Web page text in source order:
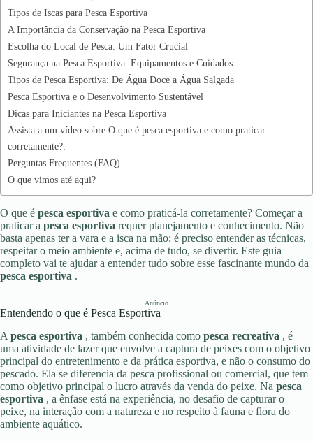
Tipos de Iscas para Pesca Esportiva
A Importância da Conservação na Pesca Esportiva
Escolha do Local de Pesca: Um Fator Crucial
Segurança na Pesca Esportiva: Equipamentos e Cuidados
Tipos de Pesca Esportiva: De Água Doce a Água Salgada
Pesca Esportiva e o Desenvolvimento Sustentável
Dicas para Iniciantes na Pesca Esportiva
Assista a um vídeo sobre O que é pesca esportiva e como praticar
corretamente?:
Perguntas Frequentes (FAQ)
O que vimos até aqui?
O que é pesca esportiva e como praticá-la corretamente? Começar a
praticar a pesca esportiva requer planejamento e conhecimento. Não
basta apenas ter a vara e a isca na mão; é preciso entender as técnicas,
respeitar o meio ambiente e, acima de tudo, se divertir. Este guia
completo vai te ajudar a entender tudo sobre esse fascinante mundo da
pesca esportiva .
Anúncio
Entendendo o que é Pesca Esportiva
A pesca esportiva , também conhecida como pesca recreativa , é
uma atividade de lazer que envolve a captura de peixes com o objetivo
principal do entretenimento e da prática esportiva, e não o consumo do
pescado. Ela se diferencia da pesca profissional ou comercial, que tem
como objetivo principal o lucro através da venda do peixe. Na pesca
esportiva , a ênfase está na experiência, no desafio de capturar o
peixe, na interação com a natureza e no respeito à fauna e flora do
ambiente aquático.